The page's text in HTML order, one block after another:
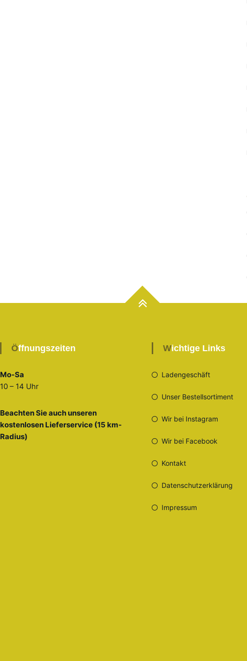
Öffnungszeiten
Mo-Sa
10 – 14 Uhr
Beachten Sie auch unseren
kostenlosen Lieferservice (15 km-
Radius)
Wichtige Links
Ladengeschäft
Unser Bestellsortiment
Wir bei Instagram
Wir bei Facebook
Kontakt
Datenschutzerklärung
Impressum